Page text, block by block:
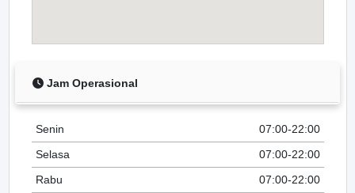
Jam Operasional
Senin
07:00-22:00
Selasa
07:00-22:00
Rabu
07:00-22:00